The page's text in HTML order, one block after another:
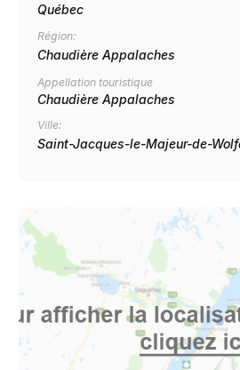
Québec
Région:
Chaudière Appalaches
Appellation touristique
Chaudière Appalaches
Ville:
Saint-Jacques-le-Majeur-de-